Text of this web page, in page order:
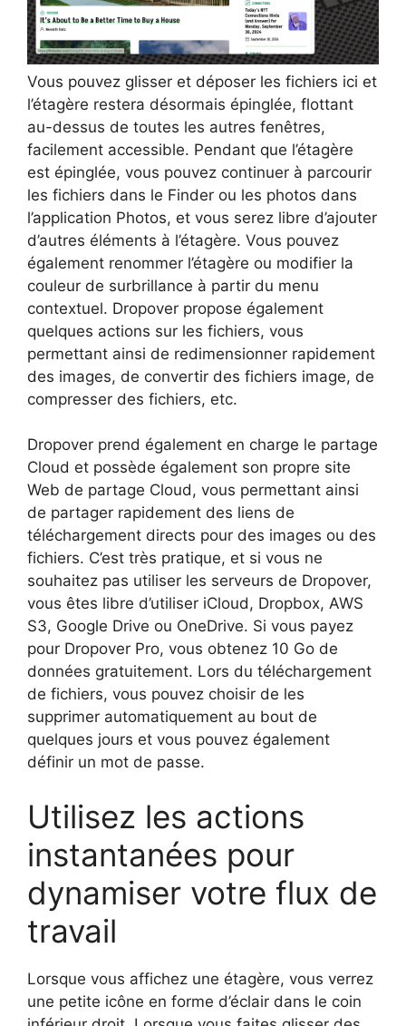
Vous pouvez glisser et déposer les fichiers ici et
l’étagère restera désormais épinglée, flottant
au-dessus de toutes les autres fenêtres,
facilement accessible. Pendant que l’étagère
est épinglée, vous pouvez continuer à parcourir
les fichiers dans le Finder ou les photos dans
l’application Photos, et vous serez libre d’ajouter
d’autres éléments à l’étagère. Vous pouvez
également renommer l’étagère ou modifier la
couleur de surbrillance à partir du menu
contextuel. Dropover propose également
quelques actions sur les fichiers, vous
permettant ainsi de redimensionner rapidement
des images, de convertir des fichiers image, de
compresser des fichiers, etc.
Dropover prend également en charge le partage
Cloud et possède également son propre site
Web de partage Cloud, vous permettant ainsi
de partager rapidement des liens de
téléchargement directs pour des images ou des
fichiers. C’est très pratique, et si vous ne
souhaitez pas utiliser les serveurs de Dropover,
vous êtes libre d’utiliser iCloud, Dropbox, AWS
S3, Google Drive ou OneDrive. Si vous payez
pour Dropover Pro, vous obtenez 10 Go de
données gratuitement. Lors du téléchargement
de fichiers, vous pouvez choisir de les
supprimer automatiquement au bout de
quelques jours et vous pouvez également
définir un mot de passe.
Utilisez les actions
instantanées pour
dynamiser votre flux de
travail
Lorsque vous affichez une étagère, vous verrez
une petite icône en forme d’éclair dans le coin